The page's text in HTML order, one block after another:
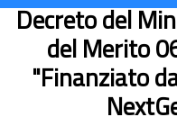
Decreto del
del Merito
"Finanziato